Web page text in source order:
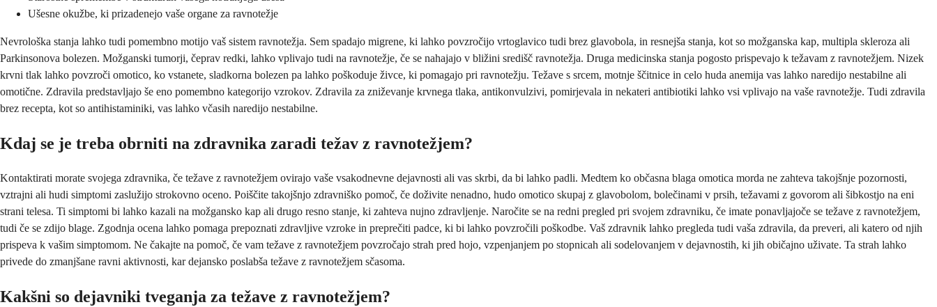
Ušesne okužbe, ki prizadenejo vaše organe za ravnotežje
Nevrološka stanja lahko tudi pomembno motijo vaš sistem ravnotežja. Sem spadajo migrene, ki lahko povzročijo vrtoglavico tudi brez glavobola, in resnejša stanja, kot so možganska kap, multipla skleroza ali
Parkinsonova bolezen. Možganski tumorji, čeprav redki, lahko vplivajo tudi na ravnotežje, če se nahajajo v bližini središč ravnotežja. Druga medicinska stanja pogosto prispevajo k težavam z ravnotežjem. Nizek
krvni tlak lahko povzroči omotico, ko vstanete, sladkorna bolezen pa lahko poškoduje živce, ki pomagajo pri ravnotežju. Težave s srcem, motnje ščitnice in celo huda anemija vas lahko naredijo nestabilne ali
omotične. Zdravila predstavljajo še eno pomembno kategorijo vzrokov. Zdravila za zniževanje krvnega tlaka, antikonvulzivi, pomirjevala in nekateri antibiotiki lahko vsi vplivajo na vaše ravnotežje. Tudi zdravila
brez recepta, kot so antihistaminiki, vas lahko včasih naredijo nestabilne.
Kdaj se je treba obrniti na zdravnika zaradi težav z ravnotežjem?
Kontaktirati morate svojega zdravnika, če težave z ravnotežjem ovirajo vaše vsakodnevne dejavnosti ali vas skrbi, da bi lahko padli. Medtem ko občasna blaga omotica morda ne zahteva takojšnje pozornosti,
vztrajni ali hudi simptomi zaslužijo strokovno oceno. Poiščite takojšnjo zdravniško pomoč, če doživite nenadno, hudo omotico skupaj z glavobolom, bolečinami v prsih, težavami z govorom ali šibkostjo na eni
strani telesa. Ti simptomi bi lahko kazali na možgansko kap ali drugo resno stanje, ki zahteva nujno zdravljenje. Naročite se na redni pregled pri svojem zdravniku, če imate ponavljajoče se težave z ravnotežjem,
tudi če se zdijo blage. Zgodnja ocena lahko pomaga prepoznati zdravljive vzroke in preprečiti padce, ki bi lahko povzročili poškodbe. Vaš zdravnik lahko pregleda tudi vaša zdravila, da preveri, ali katero od njih
prispeva k vašim simptomom. Ne čakajte na pomoč, če vam težave z ravnotežjem povzročajo strah pred hojo, vzpenjanjem po stopnicah ali sodelovanjem v dejavnostih, ki jih običajno uživate. Ta strah lahko
privede do zmanjšane ravni aktivnosti, kar dejansko poslabša težave z ravnotežjem sčasoma.
Kakšni so dejavniki tveganja za težave z ravnotežjem?